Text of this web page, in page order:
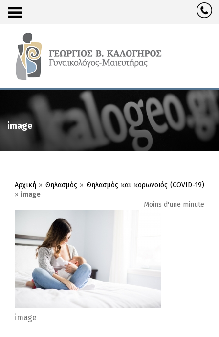
image
Αρχική » Θηλασμός » Θηλασμός και κορωνοϊός (COVID-19)
» image
Moins d'une minute
image